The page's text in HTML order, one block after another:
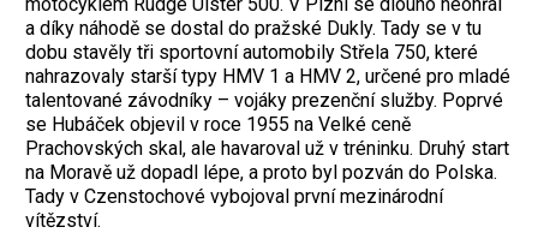
a díky náhodě se dostal do pražské Dukly. Tady se v tu
dobu stavěly tři sportovní automobily Střela 750, které
nahrazovaly starší typy HMV 1 a HMV 2, určené pro mladé
talentované závodníky – vojáky prezenční služby. Poprvé
se Hubáček objevil v roce 1955 na Velké ceně
Prachovských skal, ale havaroval už v tréninku. Druhý start
na Moravě už dopadl lépe, a proto byl pozván do Polska.
Tady v Czenstochové vybojoval první mezinárodní
vítězství.